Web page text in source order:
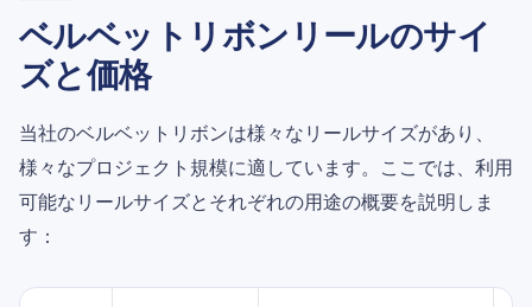
ベルベットリボンリールのサイ
ズと価格
当社のベルベットリボンは様々なリールサイズがあり、
様々なプロジェクト規模に適しています。ここでは、利用
可能なリールサイズとそれぞれの用途の概要を説明しま
す：